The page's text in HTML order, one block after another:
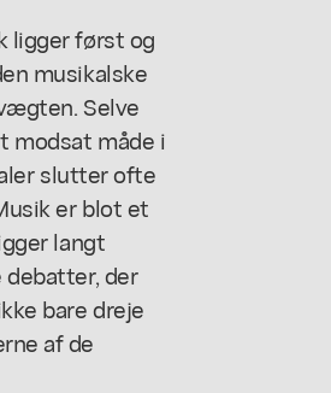
ligger først og
musikalske
Selve
modsat måde i
slutter ofte
er blot et
langt
der
bare dreje
af de